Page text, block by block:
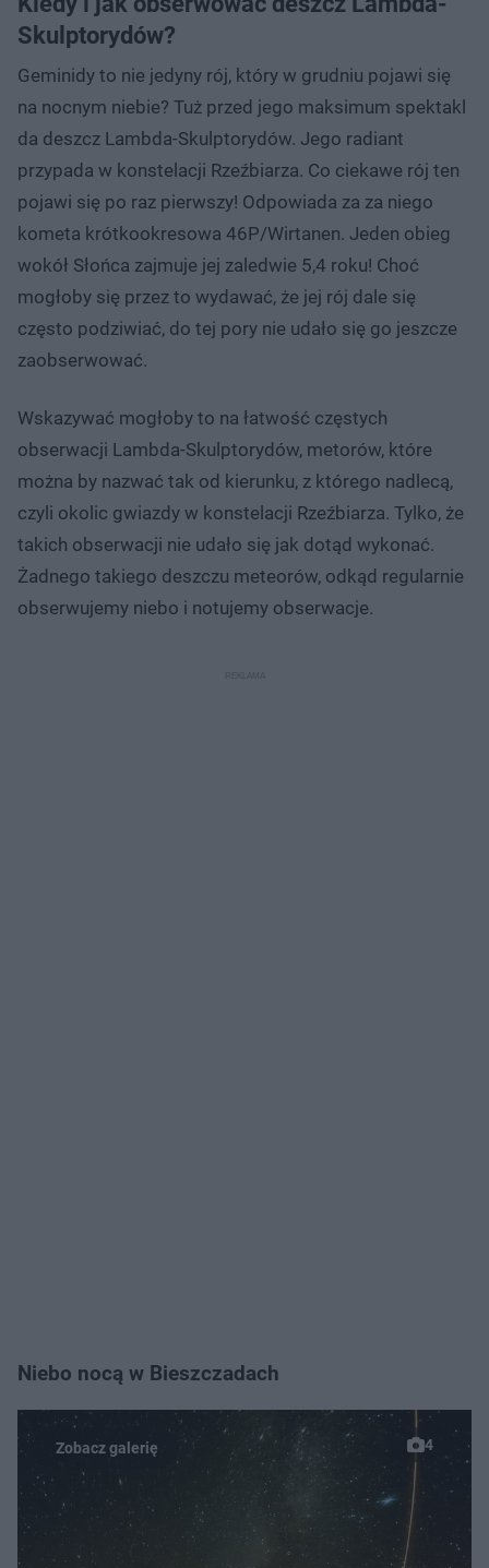
Skulptorydów?
Geminidy to nie jedyny rój, który w grudniu pojawi się
na nocnym niebie? Tuż przed jego maksimum spektakl
da deszcz Lambda-Skulptorydów. Jego radiant
przypada w konstelacji Rzeźbiarza. Co ciekawe rój ten
pojawi się po raz pierwszy! Odpowiada za za niego
kometa krótkookresowa 46P/Wirtanen. Jeden obieg
wokół Słońca zajmuje jej zaledwie 5,4 roku! Choć
mogłoby się przez to wydawać, że jej rój dale się
często podziwiać, do tej pory nie udało się go jeszcze
zaobserwować.
Wskazywać mogłoby to na łatwość częstych
obserwacji Lambda-Skulptorydów, metorów, które
można by nazwać tak od kierunku, z którego nadlecą,
czyli okolic gwiazdy w konstelacji Rzeźbiarza. Tylko, że
takich obserwacji nie udało się jak dotąd wykonać.
Żadnego takiego deszczu meteorów, odkąd regularnie
obserwujemy niebo i notujemy obserwacje.
Niebo nocą w Bieszczadach
4